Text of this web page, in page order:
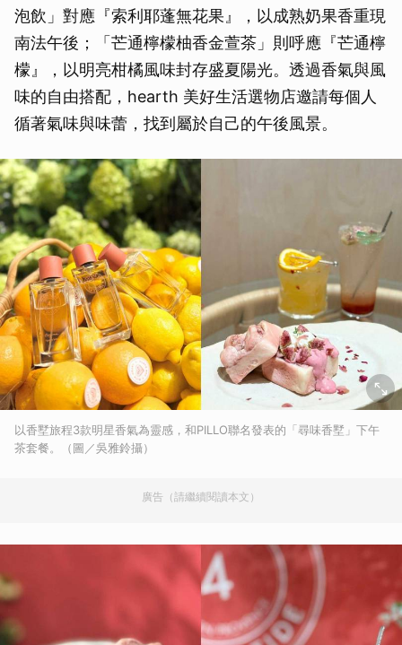
泡飲」對應『索利耶蓬無花果』，以成熟奶果香重現
南法午後；「芒通檸檬柚香金萱茶」則呼應『芒通檸
檬』，以明亮柑橘風味封存盛夏陽光。透過香氣與風
味的自由搭配，hearth 美好生活選物店邀請每個人
循著氣味與味蕾，找到屬於自己的午後風景。
以香墅旅程3款明星香氣為靈感，和PILLO聯名發表的「尋味香墅」下午
茶套餐。（圖／吳雅鈴攝）
廣告（請繼續閱讀本文）